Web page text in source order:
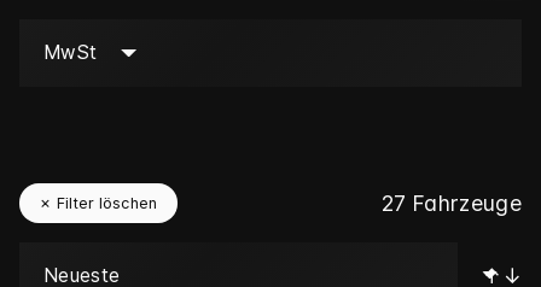
MwSt
↑↓
✗ Filter löschen 27 Fahrzeuge